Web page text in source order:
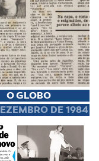
O GLOBO
DE 1984